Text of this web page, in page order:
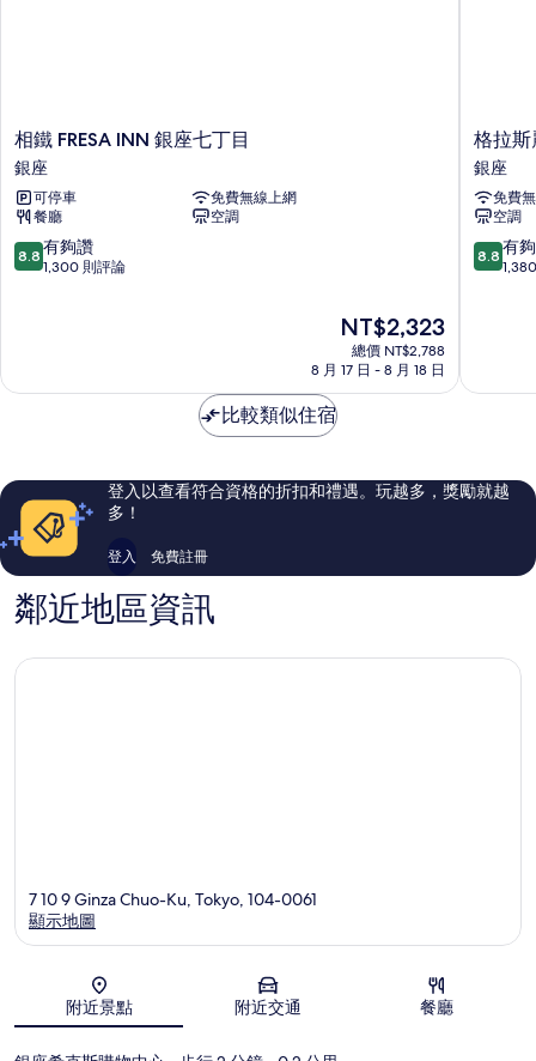
相
鐵
FRESA
INN
銀
座
七
相鐵 FRESA INN 銀座七丁目
銀座
可停車
免費無線上網
餐廳
空調
8.8
分，
夠
評
論
8.8 有夠讚
1,300 則評論
現
在
價
NT$2,323
總價 NT$2,788
8 月 17 日 - 8 月 18 日
格
拉
斯
麗
銀
座
酒
格拉斯
銀座
免費
空調
8.8
分，
夠
評
論
8.8 有
比較類似住宿
登入以查看符合資格的折扣和禮遇。玩越多，獎勵就越
多！
登入 免費註冊
鄰近地區資訊
地圖
7 10 9 Ginza Chuo-Ku, Tokyo, 104-0061
顯示地圖
附近景點 附近交通 餐廳